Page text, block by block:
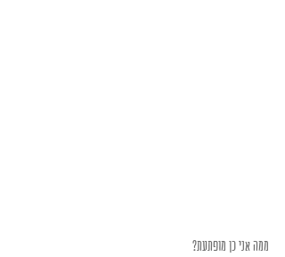
ממה אני כן מופתעת?